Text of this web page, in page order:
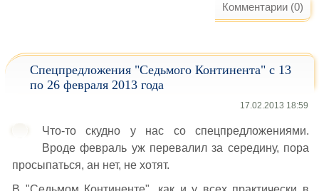
Комментарии (0)
Спецпредложения "Седьмого Континента" с 13
по 26 февраля 2013 года
17.02.2013 18:59
Что-то скудно у нас со спецпредложениями.
Вроде февраль уж перевалил за середину, пора
просыпаться, ан нет, не хотят.